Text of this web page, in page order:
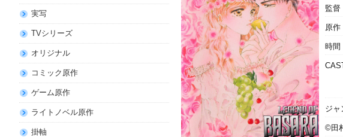
実写
TVシリーズ
オリジナル
コミック原作
ゲーム原作
ライトノベル原作
掛軸
監督
原作
時間
ジャ
©田